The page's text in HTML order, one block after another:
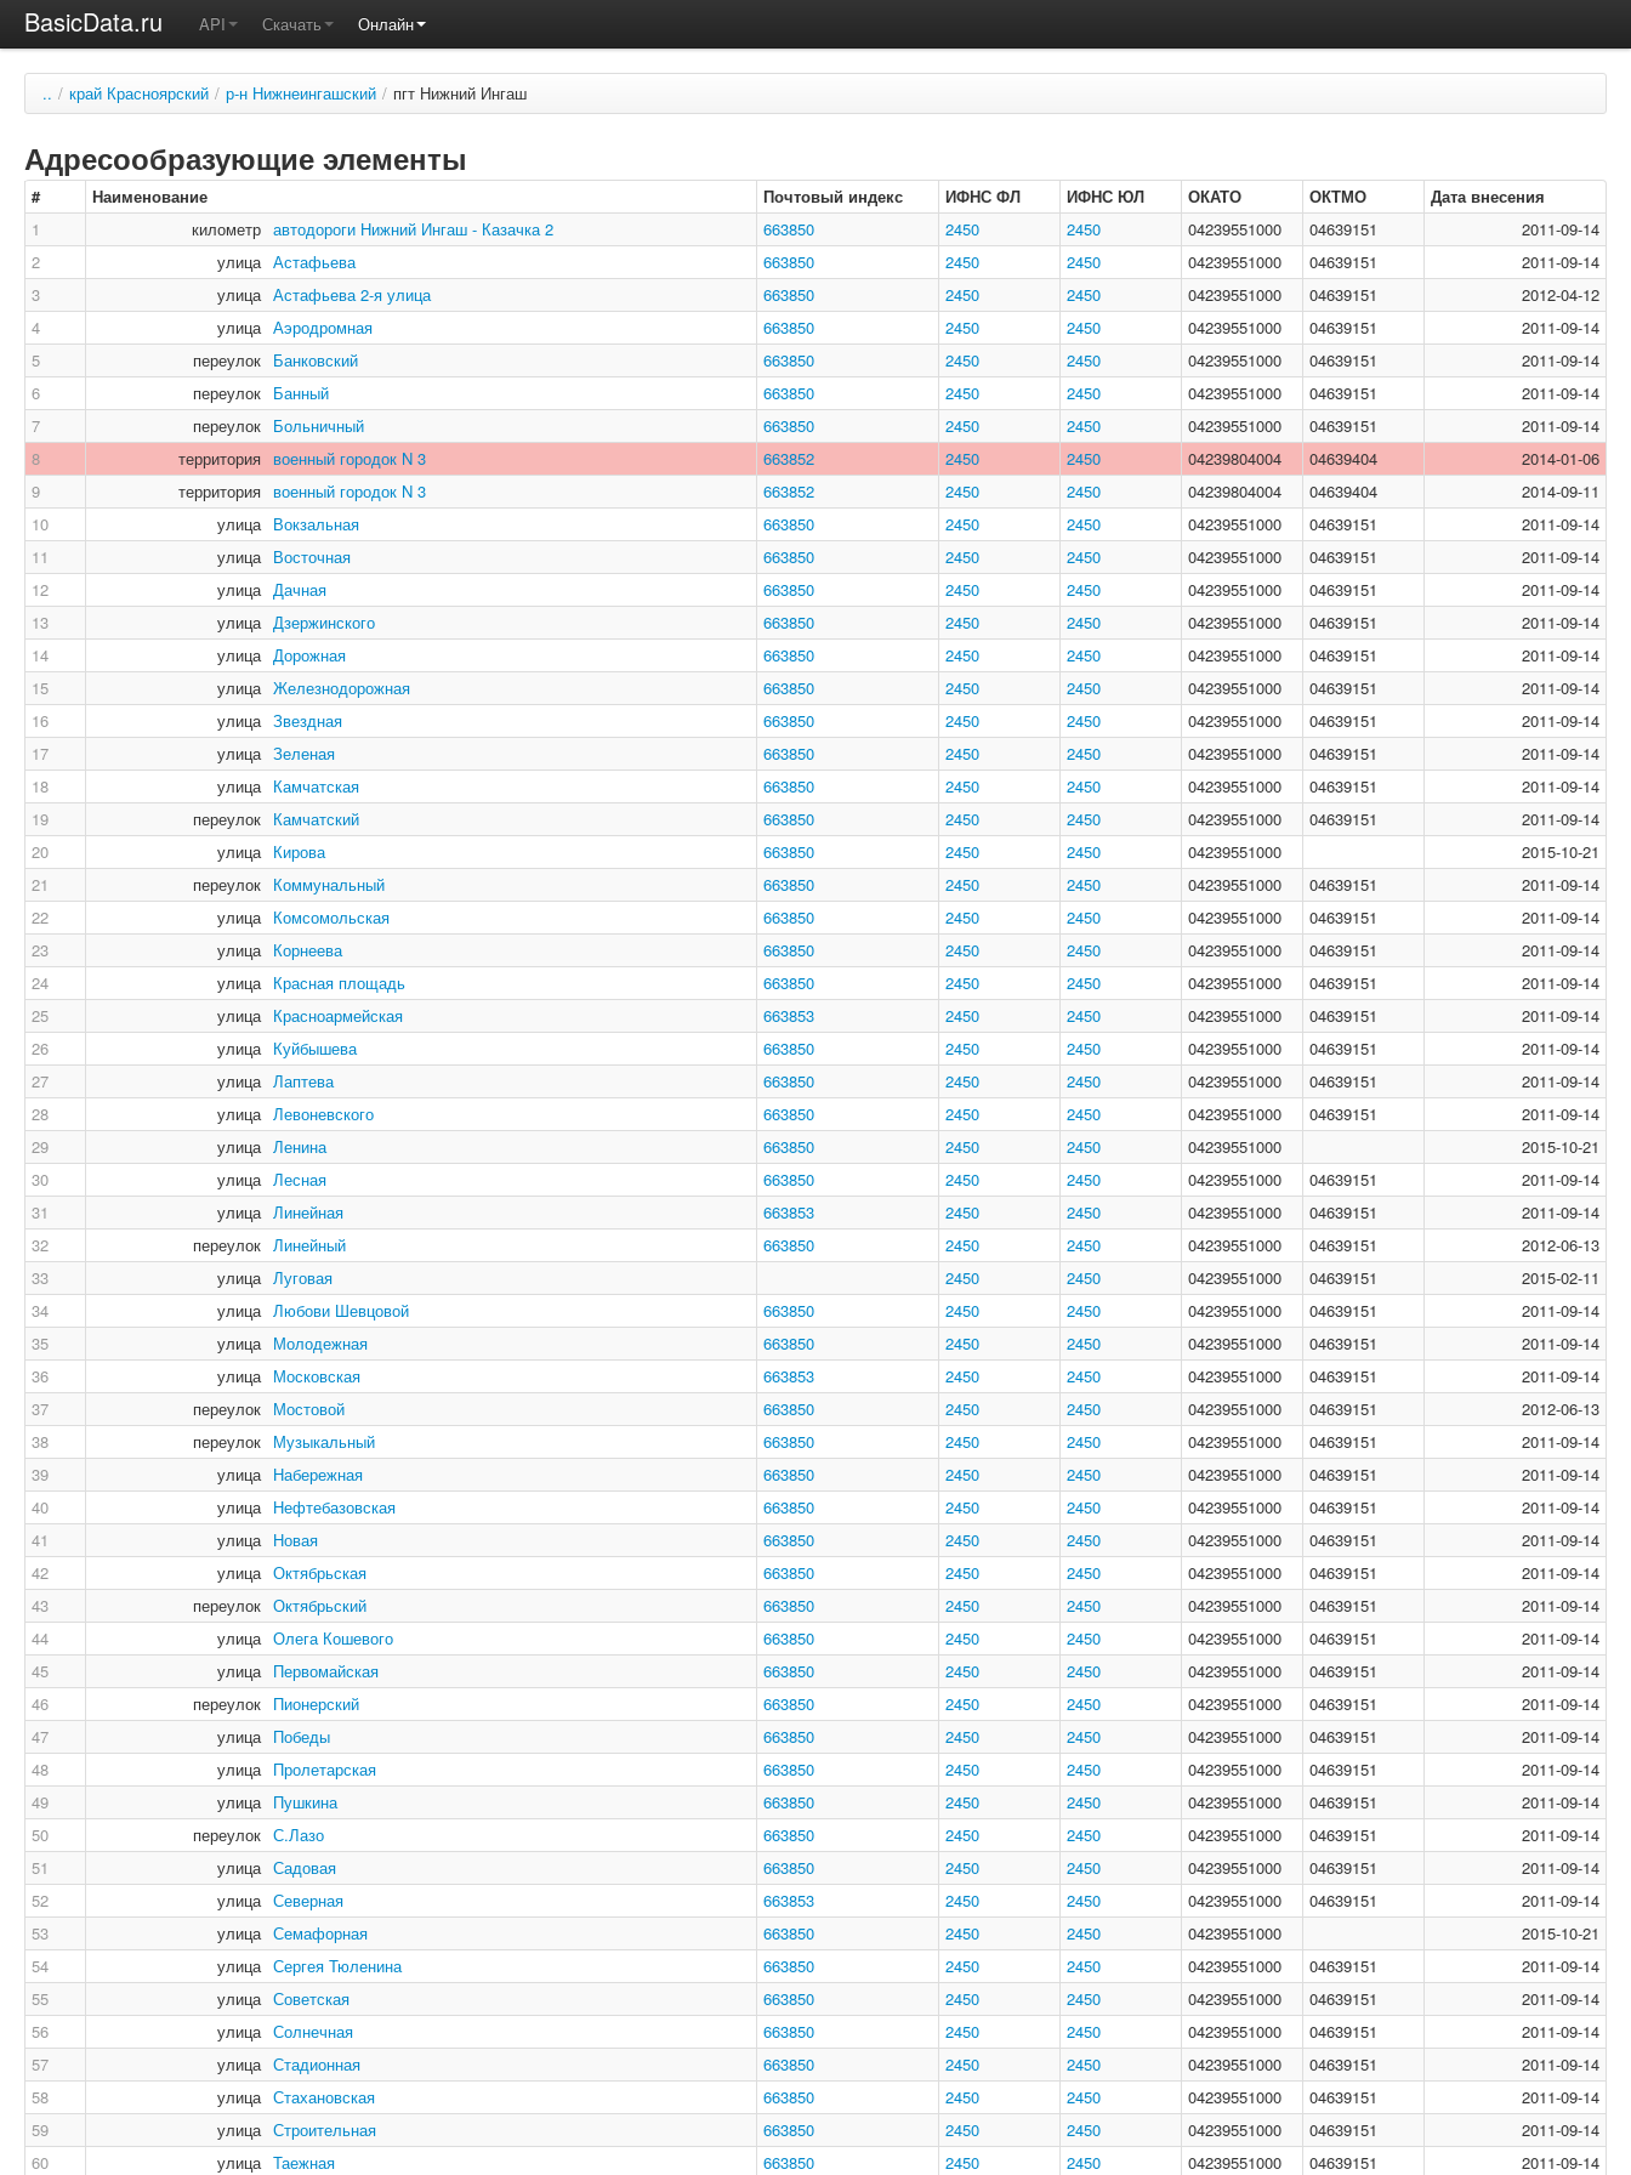
BasicData.ru API Скачать Онлайн
.. / край Красноярский / р-н Нижнеингашский / пгт Нижний Ингаш
Адресообразующие элементы
# Наименование Почтовый индекс ИФНС ФЛ ИФНС ЮЛ ОКАТО ОКТМО
Дата внесения
1
километр автодороги Нижний Ингаш - Казачка 2 663850 2450 2450 04239551000 04639151
2011-09-14
2
улица Астафьева 663850 2450 2450 04239551000 04639151
2011-09-14
3
улица Астафьева 2-я улица 663850 2450 2450 04239551000 04639151
2012-04-12
4
улица Аэродромная 663850 2450 2450 04239551000 04639151
2011-09-14
5
переулок Банковский 663850 2450 2450 04239551000 04639151
2011-09-14
6
переулок Банный 663850 2450 2450 04239551000 04639151
2011-09-14
7
переулок Больничный 663850 2450 2450 04239551000 04639151
2011-09-14
8
территория военный городок N 3 663852 2450 2450 04239804004 04639404
2014-01-06
9
территория военный городок N 3 663852 2450 2450 04239804004 04639404
2014-09-11
10
улица Вокзальная 663850 2450 2450 04239551000 04639151
2011-09-14
11
улица Восточная 663850 2450 2450 04239551000 04639151
2011-09-14
12
улица Дачная 663850 2450 2450 04239551000 04639151
2011-09-14
13
улица Дзержинского 663850 2450 2450 04239551000 04639151
2011-09-14
14
улица Дорожная 663850 2450 2450 04239551000 04639151
2011-09-14
15
улица Железнодорожная 663850 2450 2450 04239551000 04639151
2011-09-14
16
улица Звездная 663850 2450 2450 04239551000 04639151
2011-09-14
17
улица Зеленая 663850 2450 2450 04239551000 04639151
2011-09-14
18
улица Камчатская 663850 2450 2450 04239551000 04639151
2011-09-14
19
переулок Камчатский 663850 2450 2450 04239551000 04639151
2011-09-14
20
улица Кирова 663850 2450 2450 04239551000
2015-10-21
21
переулок Коммунальный 663850 2450 2450 04239551000 04639151
2011-09-14
22
улица Комсомольская 663850 2450 2450 04239551000 04639151
2011-09-14
23
улица Корнеева 663850 2450 2450 04239551000 04639151
2011-09-14
24
улица Красная площадь 663850 2450 2450 04239551000 04639151
2011-09-14
25
улица Красноармейская 663853 2450 2450 04239551000 04639151
2011-09-14
26
улица Куйбышева 663850 2450 2450 04239551000 04639151
2011-09-14
27
улица Лаптева 663850 2450 2450 04239551000 04639151
2011-09-14
28
улица Левоневского 663850 2450 2450 04239551000 04639151
2011-09-14
29
улица Ленина 663850 2450 2450 04239551000
2015-10-21
30
улица Лесная 663850 2450 2450 04239551000 04639151
2011-09-14
31
улица Линейная 663853 2450 2450 04239551000 04639151
2011-09-14
32
переулок Линейный 663850 2450 2450 04239551000 04639151
2012-06-13
33
улица Луговая 2450 2450 04239551000 04639151
2015-02-11
34
улица Любови Шевцовой 663850 2450 2450 04239551000 04639151
2011-09-14
35
улица Молодежная 663850 2450 2450 04239551000 04639151
2011-09-14
36
улица Московская 663853 2450 2450 04239551000 04639151
2011-09-14
37
переулок Мостовой 663850 2450 2450 04239551000 04639151
2012-06-13
38
переулок Музыкальный 663850 2450 2450 04239551000 04639151
2011-09-14
39
улица Набережная 663850 2450 2450 04239551000 04639151
2011-09-14
40
улица Нефтебазовская 663850 2450 2450 04239551000 04639151
2011-09-14
41
улица Новая 663850 2450 2450 04239551000 04639151
2011-09-14
42
улица Октябрьская 663850 2450 2450 04239551000 04639151
2011-09-14
43
переулок Октябрьский 663850 2450 2450 04239551000 04639151
2011-09-14
44
улица Олега Кошевого 663850 2450 2450 04239551000 04639151
2011-09-14
45
улица Первомайская 663850 2450 2450 04239551000 04639151
2011-09-14
46
переулок Пионерский 663850 2450 2450 04239551000 04639151
2011-09-14
47
улица Победы 663850 2450 2450 04239551000 04639151
2011-09-14
48
улица Пролетарская 663850 2450 2450 04239551000 04639151
2011-09-14
49
улица Пушкина 663850 2450 2450 04239551000 04639151
2011-09-14
50
переулок С.Лазо 663850 2450 2450 04239551000 04639151
2011-09-14
51
улица Садовая 663850 2450 2450 04239551000 04639151
2011-09-14
52
улица Северная 663853 2450 2450 04239551000 04639151
2011-09-14
53
улица Семафорная 663850 2450 2450 04239551000
2015-10-21
54
улица Сергея Тюленина 663850 2450 2450 04239551000 04639151
2011-09-14
55
улица Советская 663850 2450 2450 04239551000 04639151
2011-09-14
56
улица Солнечная 663850 2450 2450 04239551000 04639151
2011-09-14
57
улица Стадионная 663850 2450 2450 04239551000 04639151
2011-09-14
58
улица Стахановская 663850 2450 2450 04239551000 04639151
2011-09-14
59
улица Строительная 663850 2450 2450 04239551000 04639151
2011-09-14
60
улица Таежная 663850 2450 2450 04239551000 04639151 2011-09-14